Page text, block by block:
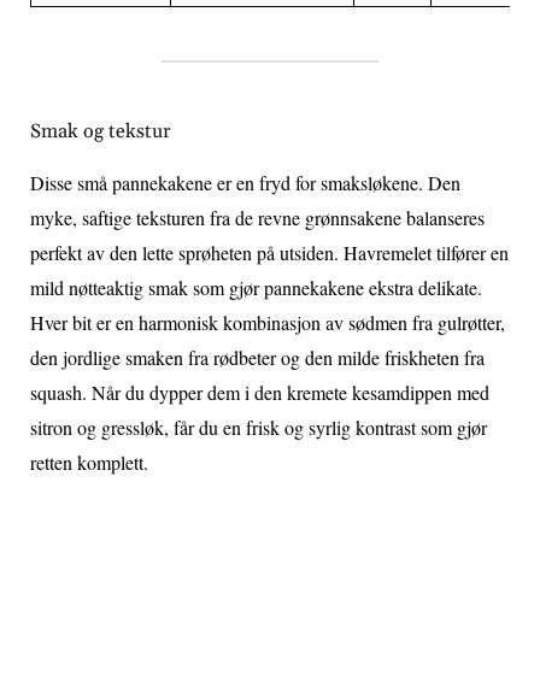
Smak og tekstur
Disse små pannekakene er en fryd for smaksløkene. Den
myke, saftige teksturen fra de revne grønnsakene balanseres
perfekt av den lette sprøheten på utsiden. Havremelet tilfører en
mild nøtteaktig smak som gjør pannekakene ekstra delikate.
Hver bit er en harmonisk kombinasjon av sødmen fra gulrøtter,
den jordlige smaken fra rødbeter og den milde friskheten fra
squash. Når du dypper dem i den kremete kesamdippen med
sitron og gressløk, får du en frisk og syrlig kontrast som gjør
retten komplett.